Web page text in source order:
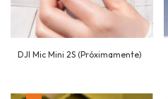
DJI Mic Mini 2S (Próximamente)